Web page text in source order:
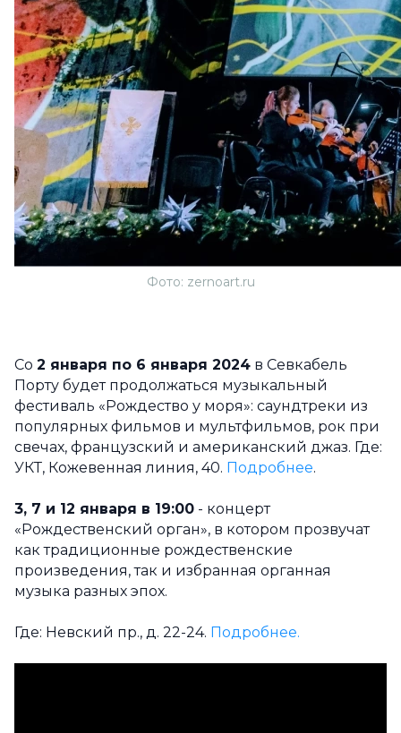
Фото: zernoart.ru
Со 2 января по 6 января 2024 в Севкабель
Порту будет продолжаться музыкальный
фестиваль «Рождество у моря»: саундтреки из
популярных фильмов и мультфильмов, рок при
свечах, французский и американский джаз. Где:
УКТ, Кожевенная линия, 40. Подробнее.
3, 7 и 12 января в 19:00 - концерт
«Рождественский орган», в котором прозвучат
как традиционные рождественские
произведения, так и избранная органная
музыка разных эпох.
Где: Невский пр., д. 22-24. Подробнее.